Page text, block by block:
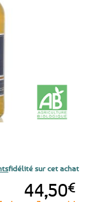
44,50€
fidélité sur cet achat